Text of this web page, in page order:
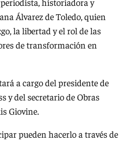
Álvarez de Toledo, quien
la libertad y el rol de las
de transformación en
a cargo del presidente de
y del secretario de Obras
Giovine.
pueden hacerlo a través de